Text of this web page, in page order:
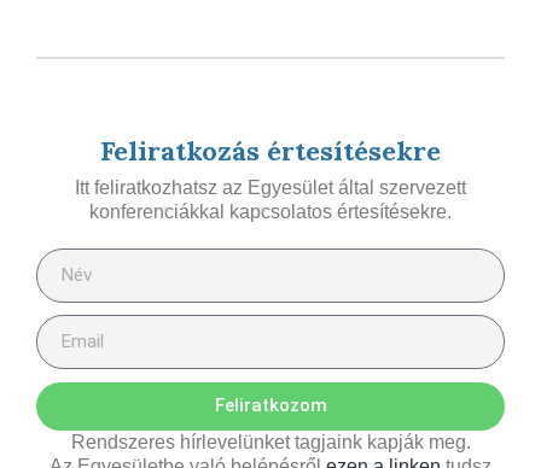
Feliratkozás értesítésekre
Itt feliratkozhatsz az Egyesület által szervezett
konferenciákkal kapcsolatos értesítésekre.
Feliratkozom
Rendszeres hírlevelünket tagjaink kapják meg.